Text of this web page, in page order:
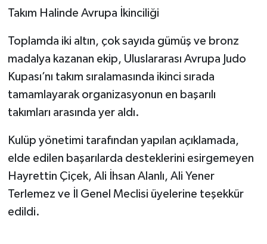
Takım Halinde Avrupa İkinciliği
Toplamda iki altın, çok sayıda gümüş ve bronz
madalya kazanan ekip, Uluslararası Avrupa Judo
Kupası’nı takım sıralamasında ikinci sırada
tamamlayarak organizasyonun en başarılı
takımları arasında yer aldı.
Kulüp yönetimi tarafından yapılan açıklamada,
elde edilen başarılarda desteklerini esirgemeyen
Hayrettin Çiçek, Ali İhsan Alanlı, Ali Yener
Terlemez ve İl Genel Meclisi üyelerine teşekkür
edildi.